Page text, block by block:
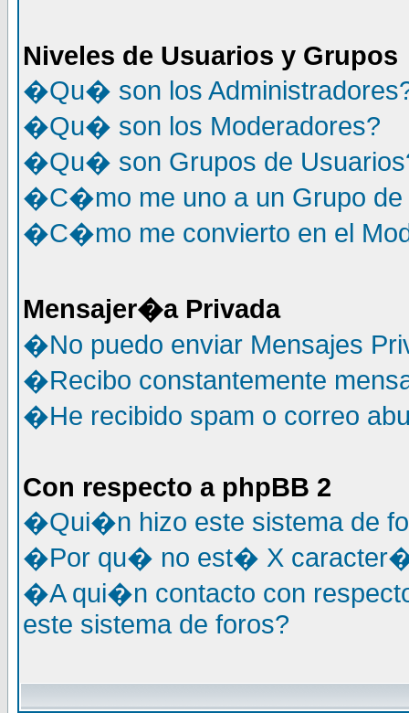
Niveles de Usuarios y Grupos
�Qu� son los
�Qu� son los Moderadores?
�Qu� son Grupos de
�C�mo me uno a un Grupo de
�C�mo me convierto en el
Mensajer�a Privada
�No puedo enviar Mensajes
�Recibo constantemente
�He recibido spam o correo
Con respecto a phpBB 2
�Qui�n hizo este sistema de
�Por qu� no est� X
�A qui�n contacto con
este sistema de foros?